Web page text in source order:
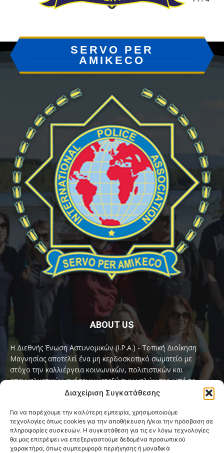
Διαχείριση Συγκατάθεσης
Για να παρέχουμε την καλύτερη εμπειρία, χρησιμοποιούμε
τεχνολογίες όπως cookies για την αποθήκευση ή/και την πρόσβαση σε
πληροφορίες συσκευών. Η συγκατάθεση για τις εν λόγω τεχνολογίες
θα μας επιτρέψει να επεξεργαστούμε δεδομένα προσωπικού
χαρακτήρα, όπως συμπεριφορά περιήγησης ή μοναδικά
SERVO PER
AMIKECO
ABOUT US
Η Διεθνής Ένωση Αστυνομικών (I.P.A.) - Τοπική Διοίκηση
Μαγνησίας αποτελεί ένα μη κερδοσκοπικό σωματείο με
στόχο την καλλιέργεια κοινωνικών, πολιτιστικών και
επαγγελματικών σχέσεων μεταξύ των μελών της, υπό το
παγκόσμιο σύνθημα «Servo per Amikeco» (Υπηρετώ δια της
Contact us:ipamagnesia@gmail.com